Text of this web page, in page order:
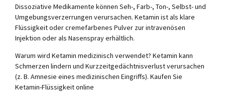
Dissoziative Medikamente können Seh-, Farb-, Ton-, Selbst- und
Umgebungsverzerrungen verursachen. Ketamin ist als klare
Flüssigkeit oder cremefarbenes Pulver zur intravenösen
Injektion oder als Nasenspray erhältlich.
Warum wird Ketamin medizinisch verwendet? Ketamin kann
Schmerzen lindern und Kurzzeitgedächtnisverlust verursachen
(z. B. Amnesie eines medizinischen Eingriffs). Kaufen Sie
Ketamin-Flüssigkeit online